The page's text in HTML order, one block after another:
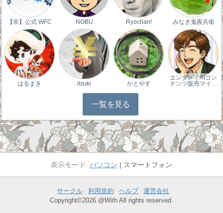
【非】公式 WFC NOBU Ryochan! みなぎ鬼夜兵衛
はるまき itsuki かとやす
エンタメ｜AIコン
テンツ販売マイ…
一覧を見る
パソコン スマートフォン
サークル 利用規約 ヘルプ
運営会社
Copyright©2026 @With All rights reserved.